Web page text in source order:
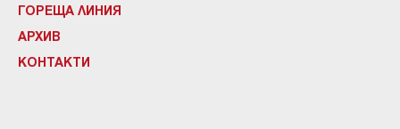
ГОРЕЩА ЛИНИЯ
АРХИВ
КОНТАКТИ